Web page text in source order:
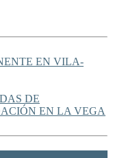
EN VILA-
DE
EN LA VEGA